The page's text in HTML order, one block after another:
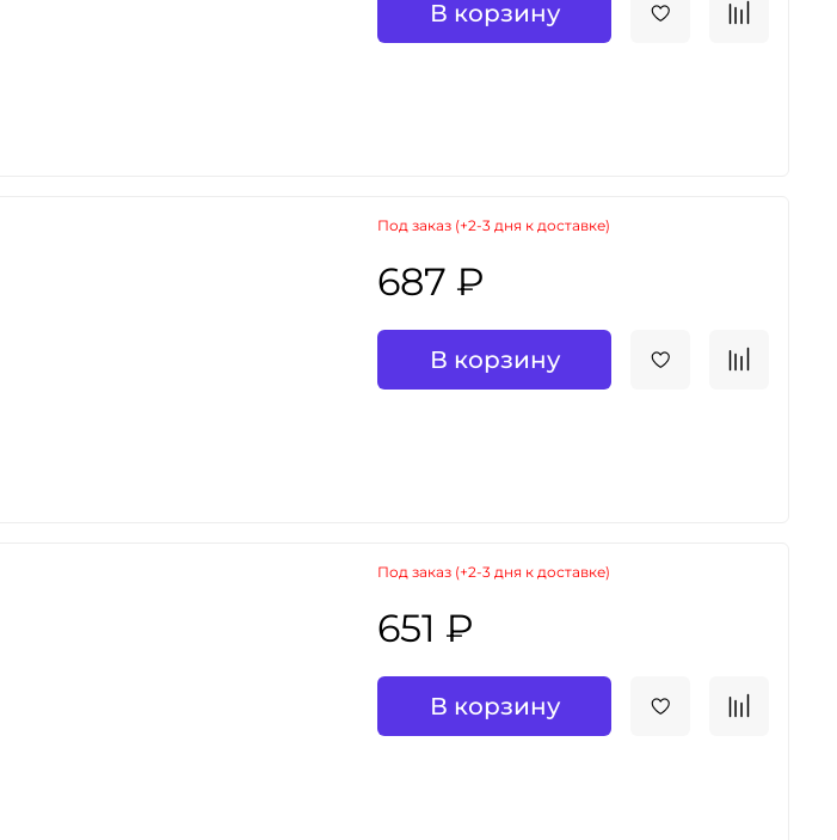
В корзину
Под заказ (+2-3 дня к доставке)
687 ₽
В корзину
Под заказ (+2-3 дня к доставке)
651 ₽
В корзину